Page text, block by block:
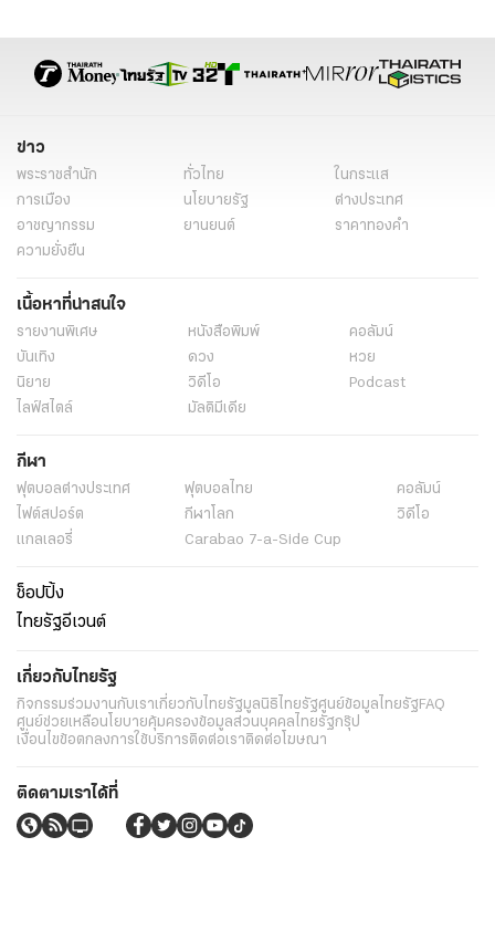
ข่าว
พระราชสำนัก ทั่วไทย
ในกระแส
การเมือง
นโยบายรัฐ
ต่างประเทศ
อาชญากรรม
ยานยนต์
ราคาทองคำ
ความยั่งยืน
เนื้อหาที่น่าสนใจ
รายงานพิเศษ หนังสือพิมพ์
คอลัมน์
บันเทิง
ดวง
หวย
นิยาย
วิดีโอ
Podcast
ไลฟ์สไตล์
มัลติมีเดีย
กีฬา
ฟุตบอลต่่างประเทศ ฟุตบอลไทย
คอลัมน์
ไฟต์สปอร์ต
กีฬาโลก
วิดีโอ
แกลเลอรี่
Carabao 7-a-Side Cup
ช็อปปิ้ง
ไทยรัฐอีเวนต์
เกี่ยวกับไทยรัฐ
กิจกรรมร่วมงานกับเราเกี่ยวกับไทยรัฐมูลนิธิไทยรัฐศูนย์ข้อมูลไทยรัฐFAQ
ศูนย์ช่วยเหลือนโยบายคุ้มครองข้อมูลส่วนบุคคลไทยรัฐกรุ๊ป
เงื่อนไขข้อตกลงการใช้บริการติดต่อเราติดต่อโฆษณา
ติดตามเราได้ที่